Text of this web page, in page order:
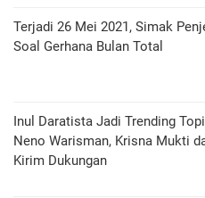
Terjadi 26 Mei 2021, Simak
Soal Gerhana Bulan Total
Inul Daratista Jadi Trending
Neno Warisman, Krisna Mukti
Kirim Dukungan